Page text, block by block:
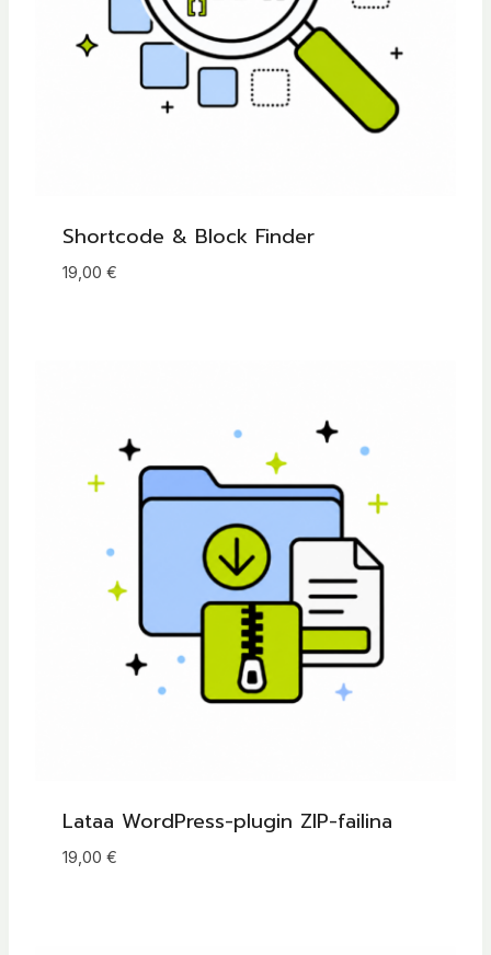
Shortcode & Block Finder
19,00 €
Lataa WordPress-plugin ZIP-failina
19,00 €